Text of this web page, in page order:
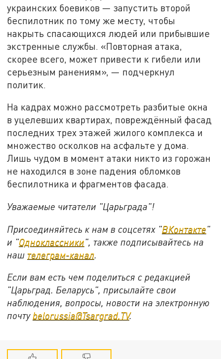
украинских боевиков — запустить второй
беспилотник по тому же месту, чтобы
накрыть спасающихся людей или прибывшие
экстренные службы. «Повторная атака,
скорее всего, может привести к гибели или
серьезным ранениям», — подчеркнул
политик.
На кадрах можно рассмотреть разбитые окна
в уцелевших квартирах, повреждённый фасад
последних трех этажей жилого комплекса и
множество осколков на асфальте у дома.
Лишь чудом в момент атаки никто из горожан
не находился в зоне падения обломков
беспилотника и фрагментов фасада.
Уважаемые читатели "Царьграда"!
Присоединяйтесь к нам в соцсетях "ВКонтакте"
и "Одноклассники", также подписывайтесь на
наш телеграм-канал
Если вам есть чем поделиться с редакцией
"Царьград. Беларусь", присылайте свои
наблюдения, вопросы, новости на электронную
почту belorussia@Tsargrad.TV.